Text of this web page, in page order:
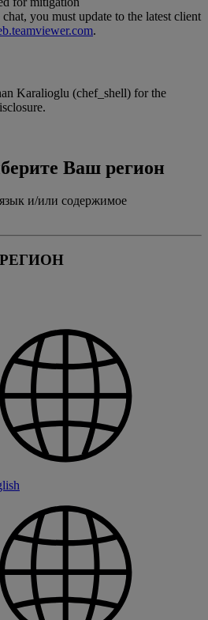
you must update to the latest client
.
Karalioglu (chef_shell) for the
Ваш регион
и/или содержимое